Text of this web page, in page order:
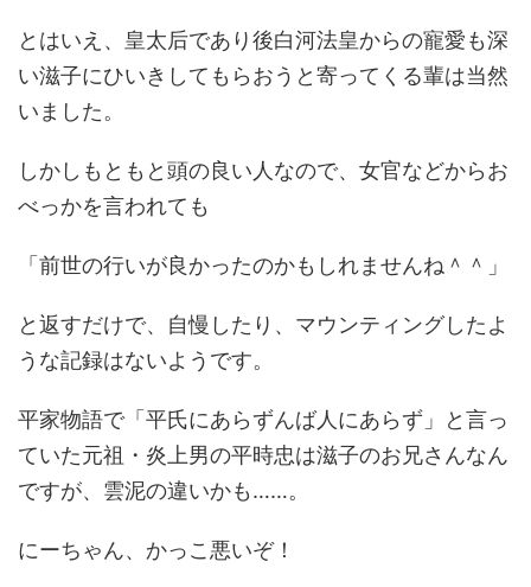
とはいえ、皇太后であり後白河法皇からの寵愛も深
い滋子にひいきしてもらおうと寄ってくる輩は当然
いました。
しかしもともと頭の良い人なので、女官などからお
べっかを言われても
「前世の行いが良かったのかもしれませんね＾＾」
と返すだけで、自慢したり、マウンティングしたよ
うな記録はないようです。
平家物語で「平氏にあらずんば人にあらず」と言っ
ていた元祖・炎上男の平時忠は滋子のお兄さんなん
ですが、雲泥の違いかも……。
にーちゃん、かっこ悪いぞ！